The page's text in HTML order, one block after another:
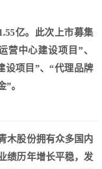
亿。此次上市募集
营中心建设项目”、
设项目”、“代理品牌
。
木股份拥有众多国内
绩历年增长平稳，发